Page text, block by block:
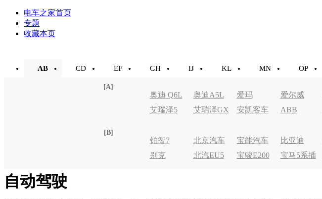
电车之家首页
专题
收藏本页
AB CD EF GH IJ KL MN OP
[A]
奥迪 Q6L
e-tron
奥迪A5L 爱玛 爱尔威
艾瑞泽5
艾瑞泽GX 安凯客车 ABB
[B]
铂智7 北京汽车
制造厂
宝能汽车 比亚迪
别克 北汽EU5 宝骏E200 宝马5系插
自动驾驶